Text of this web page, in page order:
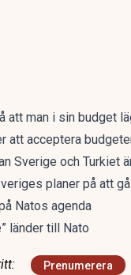
att man i sin budget
att acceptera
Sverige och
planer på att
Natos agenda
länder till Nato
Prenumerera